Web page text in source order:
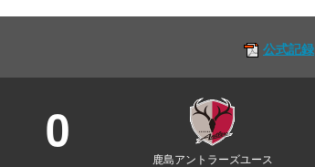
公式記録
0 鹿島アントラーズユース